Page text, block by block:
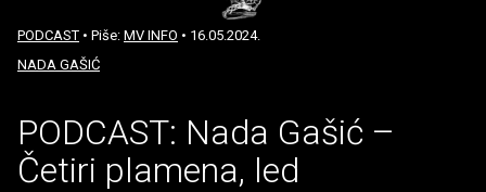
PODCAST • Piše: MV INFO • 16.05.2024.
NADA GAŠIĆ
PODCAST: Nada Gašić –
Četiri plamena, led